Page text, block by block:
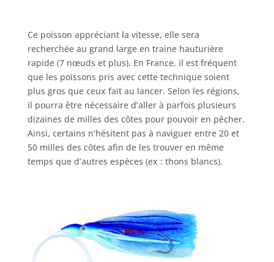
Ce poisson appréciant la vitesse, elle sera
recherchée au grand large en traine hauturière
rapide (7 nœuds et plus). En France, il est fréquent
que les poissons pris avec cette technique soient
plus gros que ceux fait au lancer. Selon les régions,
il pourra être nécessaire d’aller à parfois plusieurs
dizaines de milles des côtes pour pouvoir en pêcher.
Ainsi, certains n’hésitent pas à naviguer entre 20 et
50 milles des côtes afin de les trouver en même
temps que d’autres espèces (ex : thons blancs).